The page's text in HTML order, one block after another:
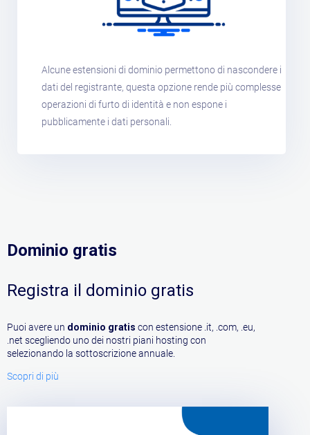
Alcune estensioni di dominio permettono di nascondere i
dati del registrante, questa opzione rende più complesse
operazioni di furto di identità e non espone i
pubblicamente i dati personali.
Dominio gratis
Registra il dominio gratis
Puoi avere un dominio gratis con estensione .it, .com, .eu,
.net scegliendo uno dei nostri piani hosting con
selezionando la sottoscrizione annuale.
Scopri di più